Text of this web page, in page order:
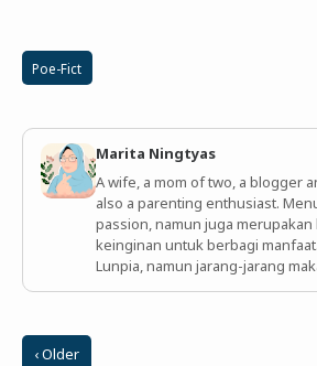
Poe-Fict
Marita Ningtyas
A wife, a mom of two, a blogger
also a parenting enthusiast.
passion, namun juga
keinginan untuk berbagi
Lunpia, namun jarang-jarang
‹ Older